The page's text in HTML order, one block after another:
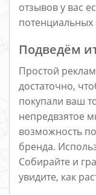
отзывов у вас
потенциальных
Подведём
Простой
достаточно,
покупали ваш
непредвзятое
возможность
бренда.
Собирайте и
увидите, как